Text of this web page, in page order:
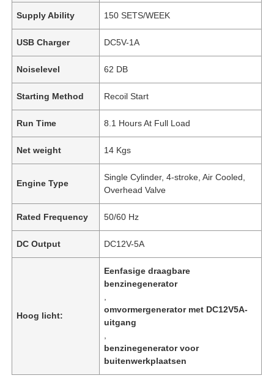
Supply Ability 150 SETS/WEEK
USB Charger DC5V-1A
Noiselevel 62 DB
Starting Method Recoil Start
Run Time 8.1 Hours At Full Load
Net weight 14 Kgs
Engine Type
Single Cylinder, 4-stroke, Air Cooled,
Overhead Valve
Rated Frequency 50/60 Hz
DC Output DC12V-5A
Hoog licht:
Eenfasige draagbare
benzinegenerator
omvormergenerator met DC12V5A-
uitgang
benzinegenerator voor
buitenwerkplaatsen